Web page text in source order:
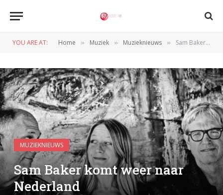
YOU ARE AT: Home » Muziek » Muzieknieuws » Sam Baker komt weer naar Nederland
MUZIEKNIEUWS
Sam Baker komt weer naar
Nederland